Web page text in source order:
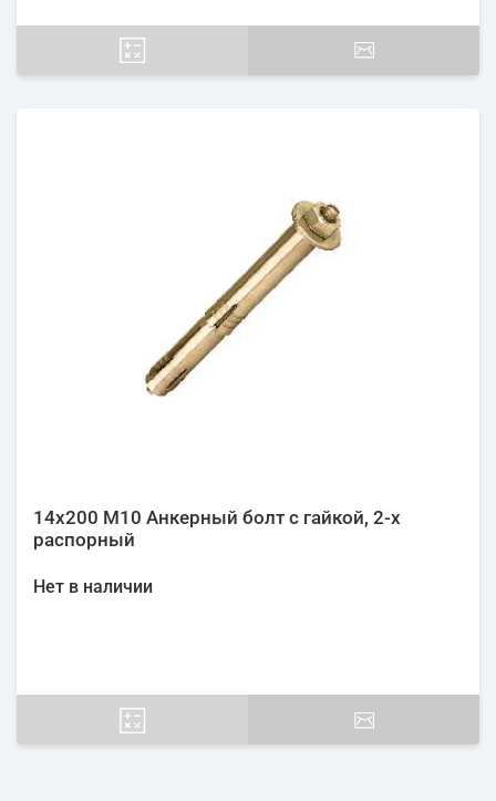
14х200 М10 Анкерный болт с гайкой, 2-х
распорный
Нет в наличии